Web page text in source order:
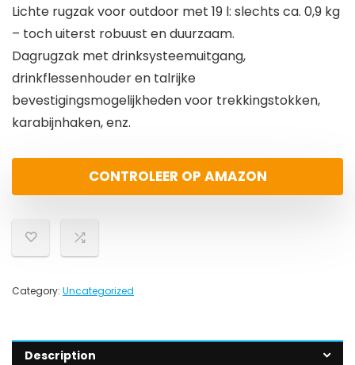
Lichte rugzak voor outdoor met 19 l: slechts ca. 0,9 kg
– toch uiterst robuust en duurzaam.
Dagrugzak met drinksysteemuitgang,
drinkflessenhouder en talrijke
bevestigingsmogelijkheden voor trekkingstokken,
karabijnhaken, enz.
CONTROLEER OP AMAZON
Category: Uncategorized
Description